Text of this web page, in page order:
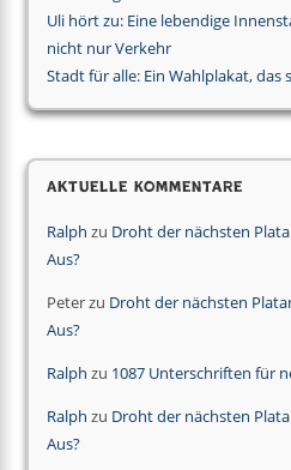
Uli hört zu: Eine lebendige
nicht nur Verkehr
Stadt für alle: Ein Wahlplakat, das
Aktuelle Kommentare
Ralph zu Droht der nächsten
Aus?
Peterzu Droht der nächsten
Aus?
Ralph zu 1087 Unterschriften für
Ralph zu Droht der nächsten
Aus?